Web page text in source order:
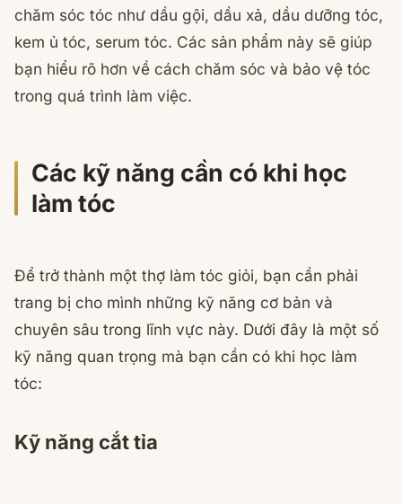
chăm sóc tóc như dầu gội, dầu xả, dầu dưỡng tóc,
kem ủ tóc, serum tóc. Các sản phẩm này sẽ giúp
bạn hiểu rõ hơn về cách chăm sóc và bảo vệ tóc
trong quá trình làm việc.
Các kỹ năng cần có khi học
làm tóc
Để trở thành một thợ làm tóc giỏi, bạn cần phải
trang bị cho mình những kỹ năng cơ bản và
chuyên sâu trong lĩnh vực này. Dưới đây là một số
kỹ năng quan trọng mà bạn cần có khi học làm
tóc:
Kỹ năng cắt tỉa